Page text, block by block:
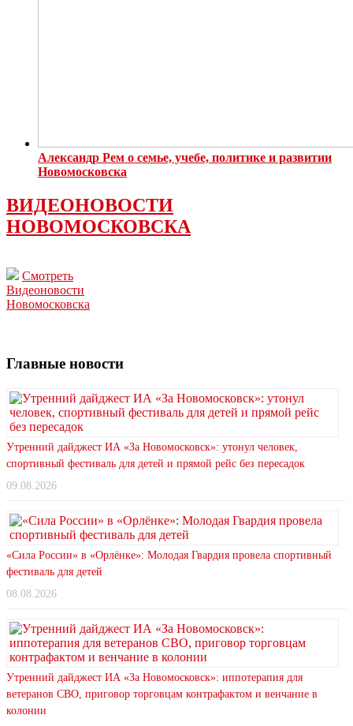
Александр Рем о семье, учебе, политике и развитии
Новомосковска
ВИДЕОНОВОСТИ
НОВОМОСКОВСКА
Смотреть
Видеоновости
Новомосковска
Главные новости
Утренний дайджест ИА «За Новомосковск»: утонул человек,
спортивный фестиваль для детей и прямой рейс без пересадок
09.08.2026
«Сила России» в «Орлёнке»: Молодая Гвардия провела спортивный
фестиваль для детей
08.08.2026
Утренний дайджест ИА «За Новомосковск»: иппотерапия для
ветеранов СВО, приговор торговцам контрафактом и венчание в
колонии